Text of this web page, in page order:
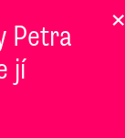
Petra
jí
×